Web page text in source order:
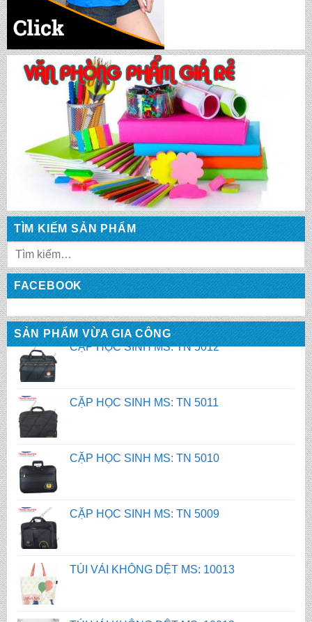
TÌM KIẾM SẢN PHẨM
FACEBOOK
SẢN PHẨM VỪA GIA CÔNG
CẶP HỌC SINH MS: TN 5008
CẶP HỌC SINH MS: TN 5017
CẶP HỌC SINH MS: TN 5007
CẶP HỌC SINH MS: TN 5015